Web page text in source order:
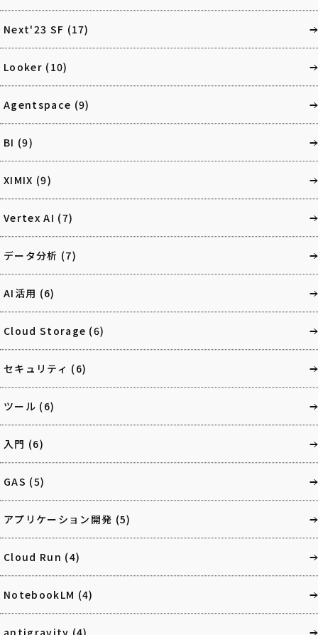
Next'23 SF (17)
Looker (10)
Agentspace (9)
BI (9)
XIMIX (9)
Vertex AI (7)
データ分析 (7)
AI活用 (6)
Cloud Storage (6)
セキュリティ (6)
ツール (6)
入門 (6)
GAS (5)
アプリケーション開発 (5)
Cloud Run (4)
NotebookLM (4)